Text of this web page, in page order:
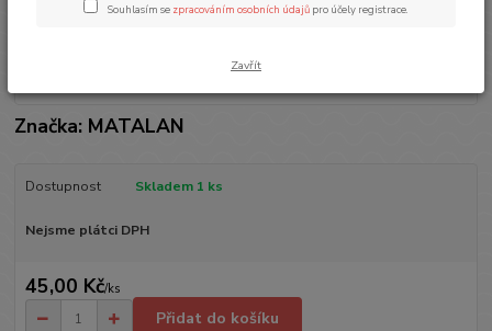
Značka: MATALAN
Dostupnost Skladem 1 ks
Nejsme plátci DPH
45,00 Kč/ks
Přidat do košíku
Souhlasím se zpracováním osobních údajů pro účely registrace.
Zavřít